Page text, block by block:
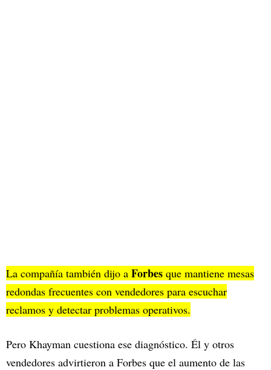
La compañía también dijo a Forbes que mantiene mesas
redondas frecuentes con vendedores para escuchar
reclamos y detectar problemas operativos.
Pero Khayman cuestiona ese diagnóstico. Él y otros
vendedores advirtieron a Forbes que el aumento de las